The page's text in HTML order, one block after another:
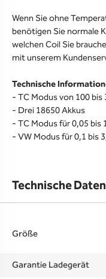
Wenn Sie ohne
benötigen Sie normale
welchen Coil Sie
mit unserem
Technische
- TC Modus von 100 bis
- Drei 18650 Akkus
- TC Modus für 0,05 bis
- VW Modus für 0,1 bis
Technische Daten
Größe
Garantie Ladegerät